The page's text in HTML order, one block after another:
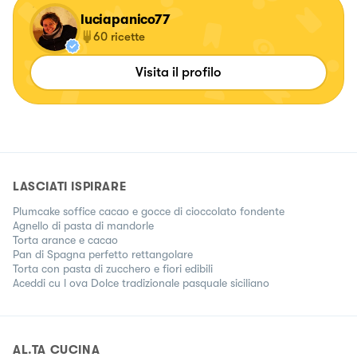
luciapanico77
60 ricette
Visita il profilo
LASCIATI ISPIRARE
Plumcake soffice cacao e gocce di cioccolato fondente
Agnello di pasta di mandorle
Torta arance e cacao
Pan di Spagna perfetto rettangolare
Torta con pasta di zucchero e fiori edibili
Aceddi cu l ova Dolce tradizionale pasquale siciliano
AL.TA CUCINA